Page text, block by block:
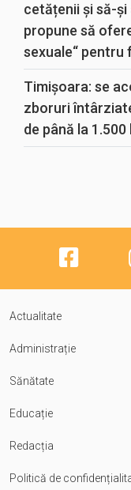
cetățenii și să-
propune să
sexuale“
Timișoara: se
zboruri
de până la 1.500
Actualitate
Administrație
Sănătate
Educație
Redacția
Politică de